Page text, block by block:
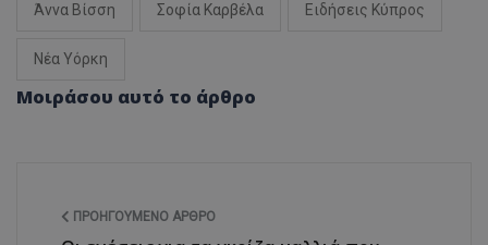
Άννα Βίσση Σοφία Καρβέλα Ειδήσεις Κύπρος
Νέα Υόρκη
Μοιράσου αυτό το άρθρο
ΠΡΟΗΓΟΎΜΕΝΟ ΆΡΘΡΟ